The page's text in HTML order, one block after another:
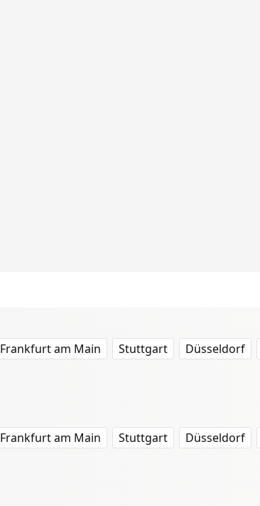
Frankfurt am Main Stuttgart Düsseldorf
Frankfurt am Main Stuttgart Düsseldorf